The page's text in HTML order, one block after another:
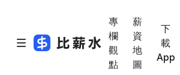
專
欄
觀
點
薪
資
地
圖
下
載
App